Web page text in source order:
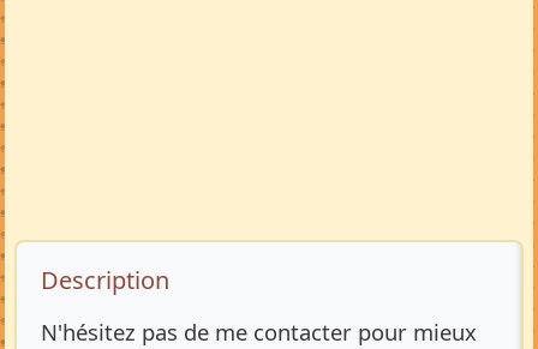
Description de l’annonce
Description
N'hésitez pas de me contacter pour mieux